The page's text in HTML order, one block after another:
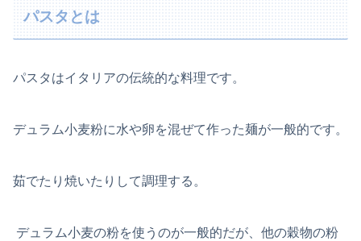
パスタとは
パスタはイタリアの伝統的な料理です。
デュラム小麦粉に水や卵を混ぜて作った麺が一般的です。
茹でたり焼いたりして調理する。
デュラム小麦の粉を使うのが一般的だが、他の穀物の粉